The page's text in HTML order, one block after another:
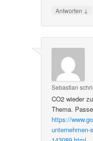
Antworten ↓
Sebastian
CO2 wieder
Thema.
https://
unternehmen-